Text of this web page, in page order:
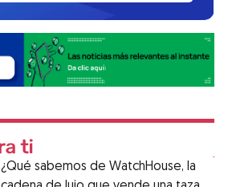
¿Qué sabemos de WatchHouse, la